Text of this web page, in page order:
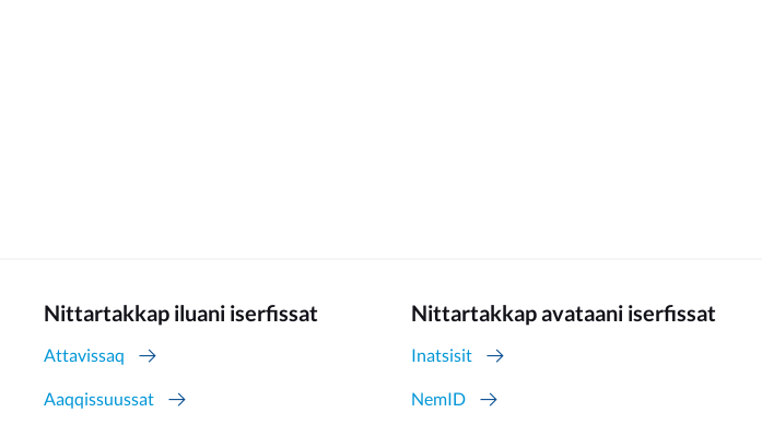
Nittartakkap iluani iserfissat
Attavissaq
Aaqqissuussat
Nittartakkap avataani iserfissat
Inatsisit
NemID